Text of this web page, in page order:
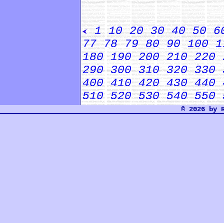
1 10 20 30 40 50
77 78 79 80 90 100
180 190 200 210 220
290 300 310 320 330
400 410 420 430 440
510 520 530 540 550
© 2026 by